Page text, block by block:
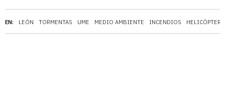
EN: LEÓN TORMENTAS UME MEDIO AMBIENTE INCENDIOS HELICÓPTERO